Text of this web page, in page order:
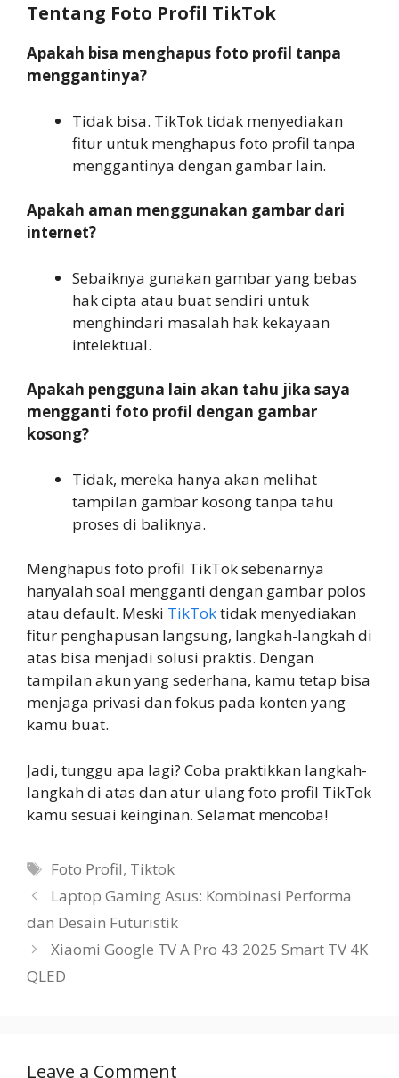
Tentang Foto Profil TikTok
Apakah bisa menghapus foto profil tanpa
menggantinya?
Tidak bisa. TikTok tidak menyediakan
fitur untuk menghapus foto profil tanpa
menggantinya dengan gambar lain.
Apakah aman menggunakan gambar dari
internet?
Sebaiknya gunakan gambar yang bebas
hak cipta atau buat sendiri untuk
menghindari masalah hak kekayaan
intelektual.
Apakah pengguna lain akan tahu jika saya
mengganti foto profil dengan gambar
kosong?
Tidak, mereka hanya akan melihat
tampilan gambar kosong tanpa tahu
proses di baliknya.
Menghapus foto profil TikTok sebenarnya
hanyalah soal mengganti dengan gambar polos
atau default. Meski TikToktidak menyediakan
fitur penghapusan langsung, langkah-langkah di
atas bisa menjadi solusi praktis. Dengan
tampilan akun yang sederhana, kamu tetap bisa
menjaga privasi dan fokus pada konten yang
kamu buat.
Jadi, tunggu apa lagi? Coba praktikkan langkah-
langkah di atas dan atur ulang foto profil TikTok
kamu sesuai keinginan. Selamat mencoba!
Tags
Foto Profil, Tiktok
Laptop Gaming Asus: Kombinasi Performa
dan Desain Futuristik
Xiaomi Google TV A Pro 43 2025 Smart TV 4K
QLED
Leave a Comment